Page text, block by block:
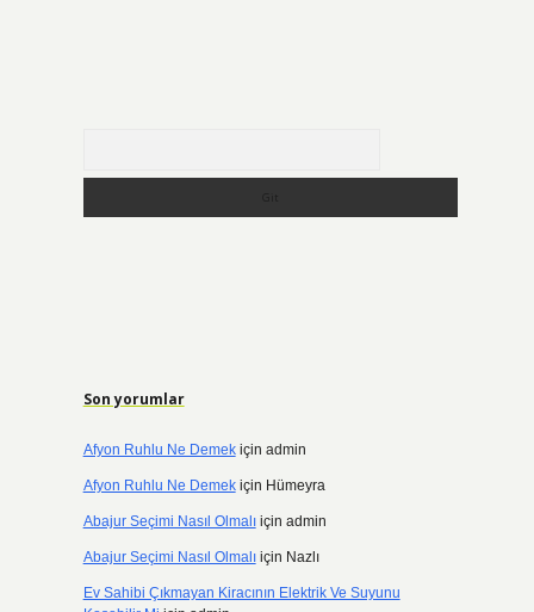
Son yorumlar
Afyon Ruhlu Ne Demekiçin admin
Afyon Ruhlu Ne Demekiçin Hümeyra
Abajur Seçimi Nasıl Olmalıiçin admin
Abajur Seçimi Nasıl Olmalıiçin Nazlı
Ev Sahibi Çıkmayan Kiracının Elektrik Ve Suyunu